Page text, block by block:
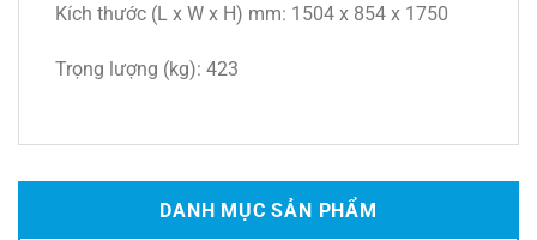
Kích thước (L x W x H) mm: 1504 x 854 x 1750
Trọng lượng (kg): 423
DANH MỤC SẢN PHẨM